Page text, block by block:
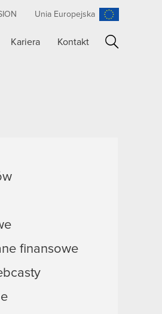
Unia Europejska
Kariera Kontakt
finansowe